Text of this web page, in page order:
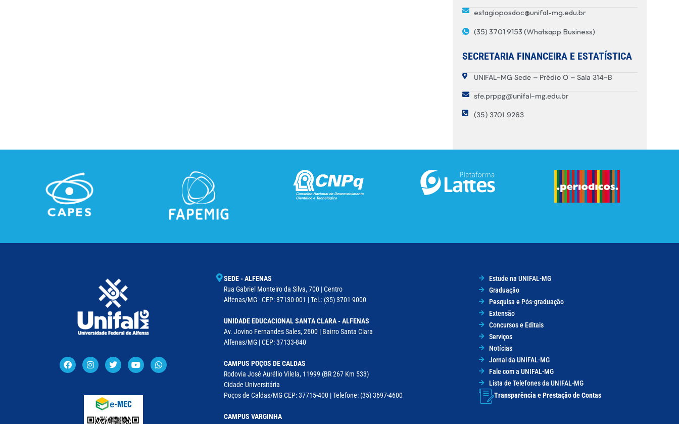
estagioposdoc@unifal-mg.edu.br
(35) 3701 9153 (Whatsapp Business)
SECRETARIA FINANCEIRA E ESTATÍSTICA
UNIFAL-MG Sede – Prédio O – Sala 314-B
sfe.prppg@unifal-mg.edu.br
(35) 3701 9263
SEDE - ALFENAS
Rua Gabriel Monteiro da Silva, 700 | Centro
Alfenas/MG - CEP: 37130-001 | Tel.: (35) 3701-9000
UNIDADE EDUCACIONAL SANTA CLARA - ALFENAS
Av. Jovino Fernandes Sales, 2600 | Bairro Santa Clara
Alfenas/MG | CEP: 37133-840
CAMPUS POÇOS DE CALDAS
Rodovia José Aurélio Vilela, 11999 (BR 267 Km 533)
Cidade Universitária
Poços de Caldas/MG CEP: 37715-400 | Telefone: (35) 3697-4600
CAMPUS VARGINHA
Estude na UNIFAL-MG
Graduação
Pesquisa e Pós-graduação
Extensão
Concursos e Editais
Serviços
Notícias
Jornal da UNIFAL-MG
Fale com a UNIFAL-MG
Lista de Telefones da UNIFAL-MG
Transparência e Prestação de Contas